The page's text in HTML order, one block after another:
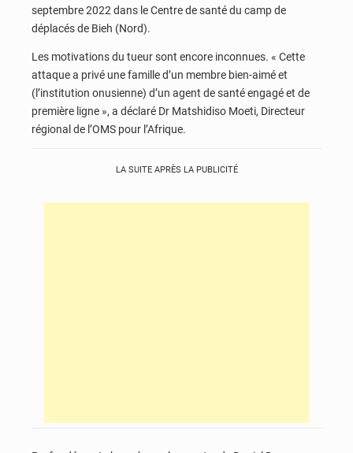
septembre 2022 dans le Centre de santé du camp de
déplacés de Bieh (Nord).
Les motivations du tueur sont encore inconnues. « Cette
attaque a privé une famille d’un membre bien-aimé et
(l’institution onusienne) d’un agent de santé engagé et de
première ligne », a déclaré Dr Matshidiso Moeti, Directeur
régional de l’OMS pour l’Afrique.
LA SUITE APRÈS LA PUBLICITÉ